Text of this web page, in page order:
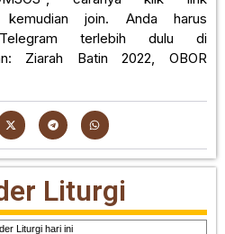
kemudian join. Anda harus
terlebih dulu di
Ziarah Batin 2022, OBOR
Liturgi